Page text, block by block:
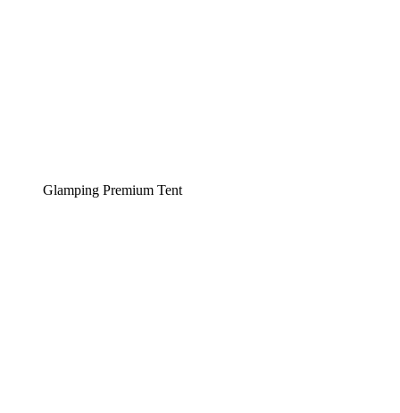
Glamping Premium Tent